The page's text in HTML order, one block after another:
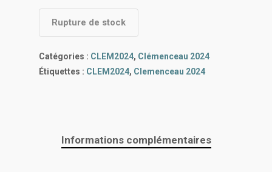
Rupture de stock
Catégories : CLEM2024, Clémenceau 2024
Étiquettes : CLEM2024, Clemenceau 2024
Informations complémentaires